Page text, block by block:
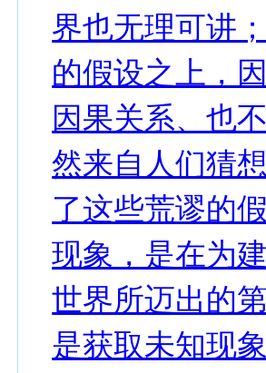
界也无理可讲
的假设之上，
因果关系、也
然来自人们猜
了这些荒谬的
现象，是在为
世界所迈出的
是获取未知现